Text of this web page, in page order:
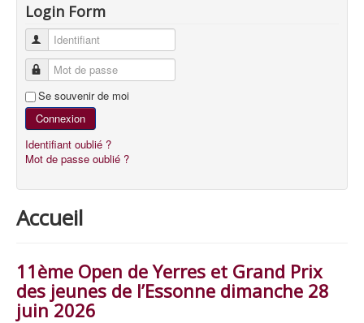
Login Form
Identifiant
Mot de passe
Se souvenir de moi
Connexion
Identifiant oublié ?
Mot de passe oublié ?
Accueil
11ème Open de Yerres et Grand Prix
des jeunes de l’Essonne dimanche 28
juin 2026